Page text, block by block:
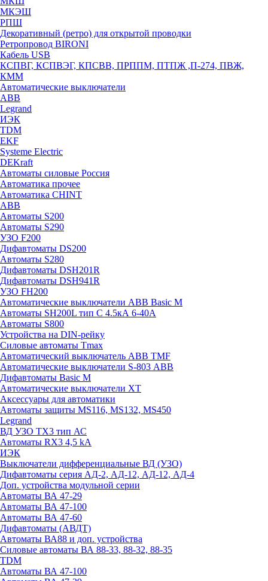
МКЭШ
РПШ
Декоративный (ретро) для открытой проводки
Ретропровод BIRONI
Кабель USB
КСПВГ, КСПВЭГ, КПСВВ, ПРППМ, ПТПЖ ,П-274, ПВЖ,
КММ
Автоматические выключатели
ABB
Legrand
ИЭК
TDM
EKF
Systeme Electric
DEKraft
Автоматы силовые Россия
Автоматика прочее
Автоматика CHINT
ABB
Автоматы S200
Автоматы S290
УЗО F200
Дифавтоматы DS200
Автоматы S280
Дифавтоматы DSH201R
Дифавтоматы DSH941R
УЗО FH200
Автоматические выключатели ABB Basic M
Автоматы SH200L тип С 4.5кА 6-40А
Автоматы S800
Устройства на DIN-рейку
Силовые автоматы Tmax
Автоматический выключатель ABB TMF
Автоматические выключатели S-803 АВВ
Дифавтоматы Basic M
Автоматические выключатели XT
Аксессуары для автоматики
Автоматы защиты MS116, MS132, MS450
Legrand
ВД УЗО TX3 тип АС
Автоматы RX3 4,5 kA
ИЭК
Выключатели дифференциальные ВД (УЗО)
Дифавтоматы серия АД-2, АД-12, АД-12, АД-4
Доп. устройства модульной серии
Автоматы ВА 47-29
Автоматы ВА 47-100
Автоматы ВА 47-60
Дифавтоматы (АВДТ)
Автоматы ВА88 и доп. устройства
Силовые автоматы ВА 88-33, 88-32, 88-35
TDM
Автоматы ВА 47-100